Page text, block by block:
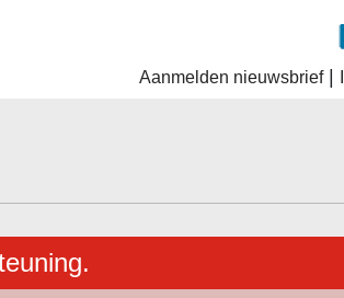
Aanmelden nieuwsbrief|